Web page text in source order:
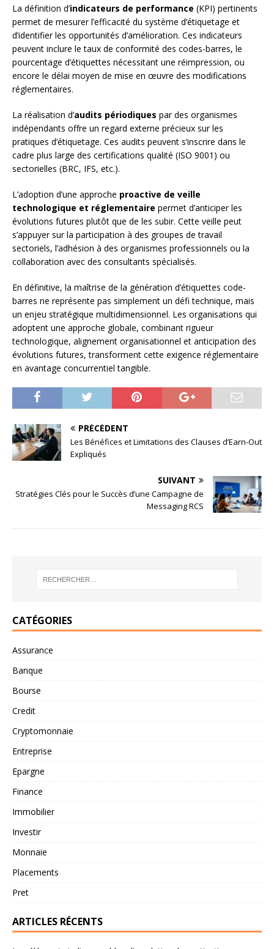
La définition d’indicateurs de performance (KPI) pertinents
permet de mesurer l’efficacité du système d’étiquetage et
d’identifier les opportunités d’amélioration. Ces indicateurs
peuvent inclure le taux de conformité des codes-barres, le
pourcentage d’étiquettes nécessitant une réimpression, ou
encore le délai moyen de mise en œuvre des modifications
réglementaires.
La réalisation d’audits périodiques par des organismes
indépendants offre un regard externe précieux sur les
pratiques d’étiquetage. Ces audits peuvent s’inscrire dans le
cadre plus large des certifications qualité (ISO 9001) ou
sectorielles (BRC, IFS, etc.).
L’adoption d’une approche proactive de veille
technologique et réglementaire permet d’anticiper les
évolutions futures plutôt que de les subir. Cette veille peut
s’appuyer sur la participation à des groupes de travail
sectoriels, l’adhésion à des organismes professionnels ou la
collaboration avec des consultants spécialisés.
En définitive, la maîtrise de la génération d’étiquettes code-
barres ne représente pas simplement un défi technique, mais
un enjeu stratégique multidimensionnel. Les organisations qui
adoptent une approche globale, combinant rigueur
technologique, alignement organisationnel et anticipation des
évolutions futures, transforment cette exigence réglementaire
en avantage concurrentiel tangible.
PRÉCÉDENT
Les Bénéfices et Limitations des Clauses d’Earn-Out
Expliqués
SUIVANT
Stratégies Clés pour le Succès d’une Campagne de
Messaging RCS
CATÉGORIES
Assurance
Banque
Bourse
Credit
Cryptomonnaie
Entreprise
Epargne
Finance
Immobilier
Investir
Monnaie
Placements
Pret
ARTICLES RÉCENTS